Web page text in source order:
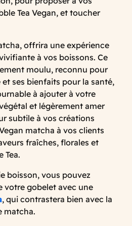
Tea Vegan, et toucher
offrira une expérience
à vos boissons. Ce
moulu, reconnu pour
ses bienfaits pour la santé,
à ajouter à votre
et légèrement amer
subtile à vos créations
matcha à vos clients
fraîches, florales et
Tea.
boisson, vous pouvez
votre gobelet avec une
, qui contrastera bien avec la
matcha.